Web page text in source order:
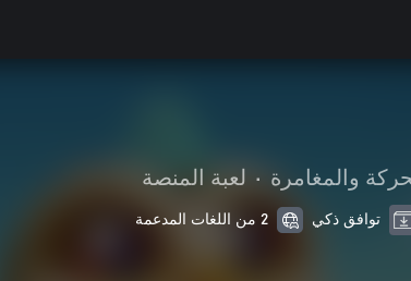
والمغامرة • لعبة المنصة
توافق ذكي 2 من اللغات المدعمة